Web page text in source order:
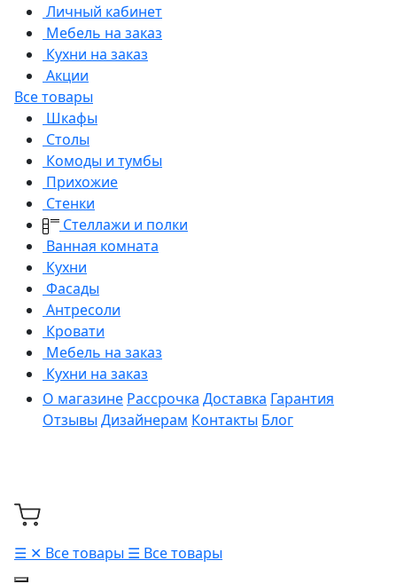
Личный кабинет
Мебель на заказ
Кухни на заказ
Акции
Все товары
Шкафы
Столы
Комоды и тумбы
Прихожие
Стенки
Стеллажи и полки
Ванная комната
Кухни
Фасады
Антресоли
Кровати
Мебель на заказ
Кухни на заказ
О магазине Рассрочка Доставка Гарантия
Отзывы Дизайнерам Контакты Блог
☰ ✕ Все товары ☰ Все товары